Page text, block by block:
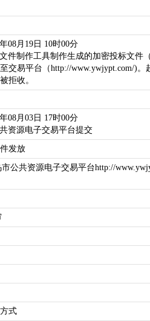
08月19日 10时00分
件制作工具制作生成的加密投标文件
交易平台（http://www.ywjypt.com/)
拒收。
08月03日 17时00分
资源电子交易平台提交
发放
公共资源电子交易平台http://
式